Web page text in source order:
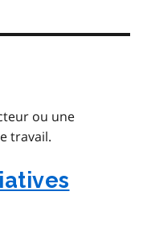
ou une
travail.